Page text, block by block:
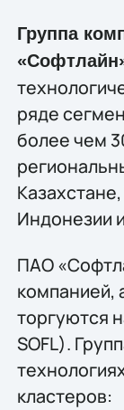
Группа
ряде
более чем
Индонезии
ПАО
компанией,
торгуются
SOFL).
кластеров: